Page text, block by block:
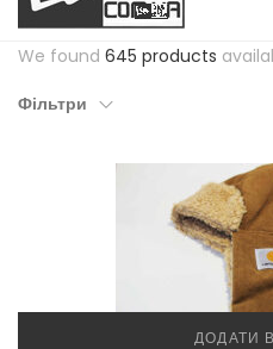
We found 645 products
Фільтри
ДОДАТИ